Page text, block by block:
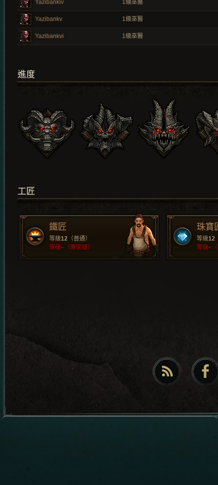
Yazibankiv 1級巫醫
Yazibankv 1級巫醫
Yazibankvi 1級巫醫
進度
工匠
鐵匠
等級12 （普通）
等級– （專家級）
珠寶
等級12
等級–